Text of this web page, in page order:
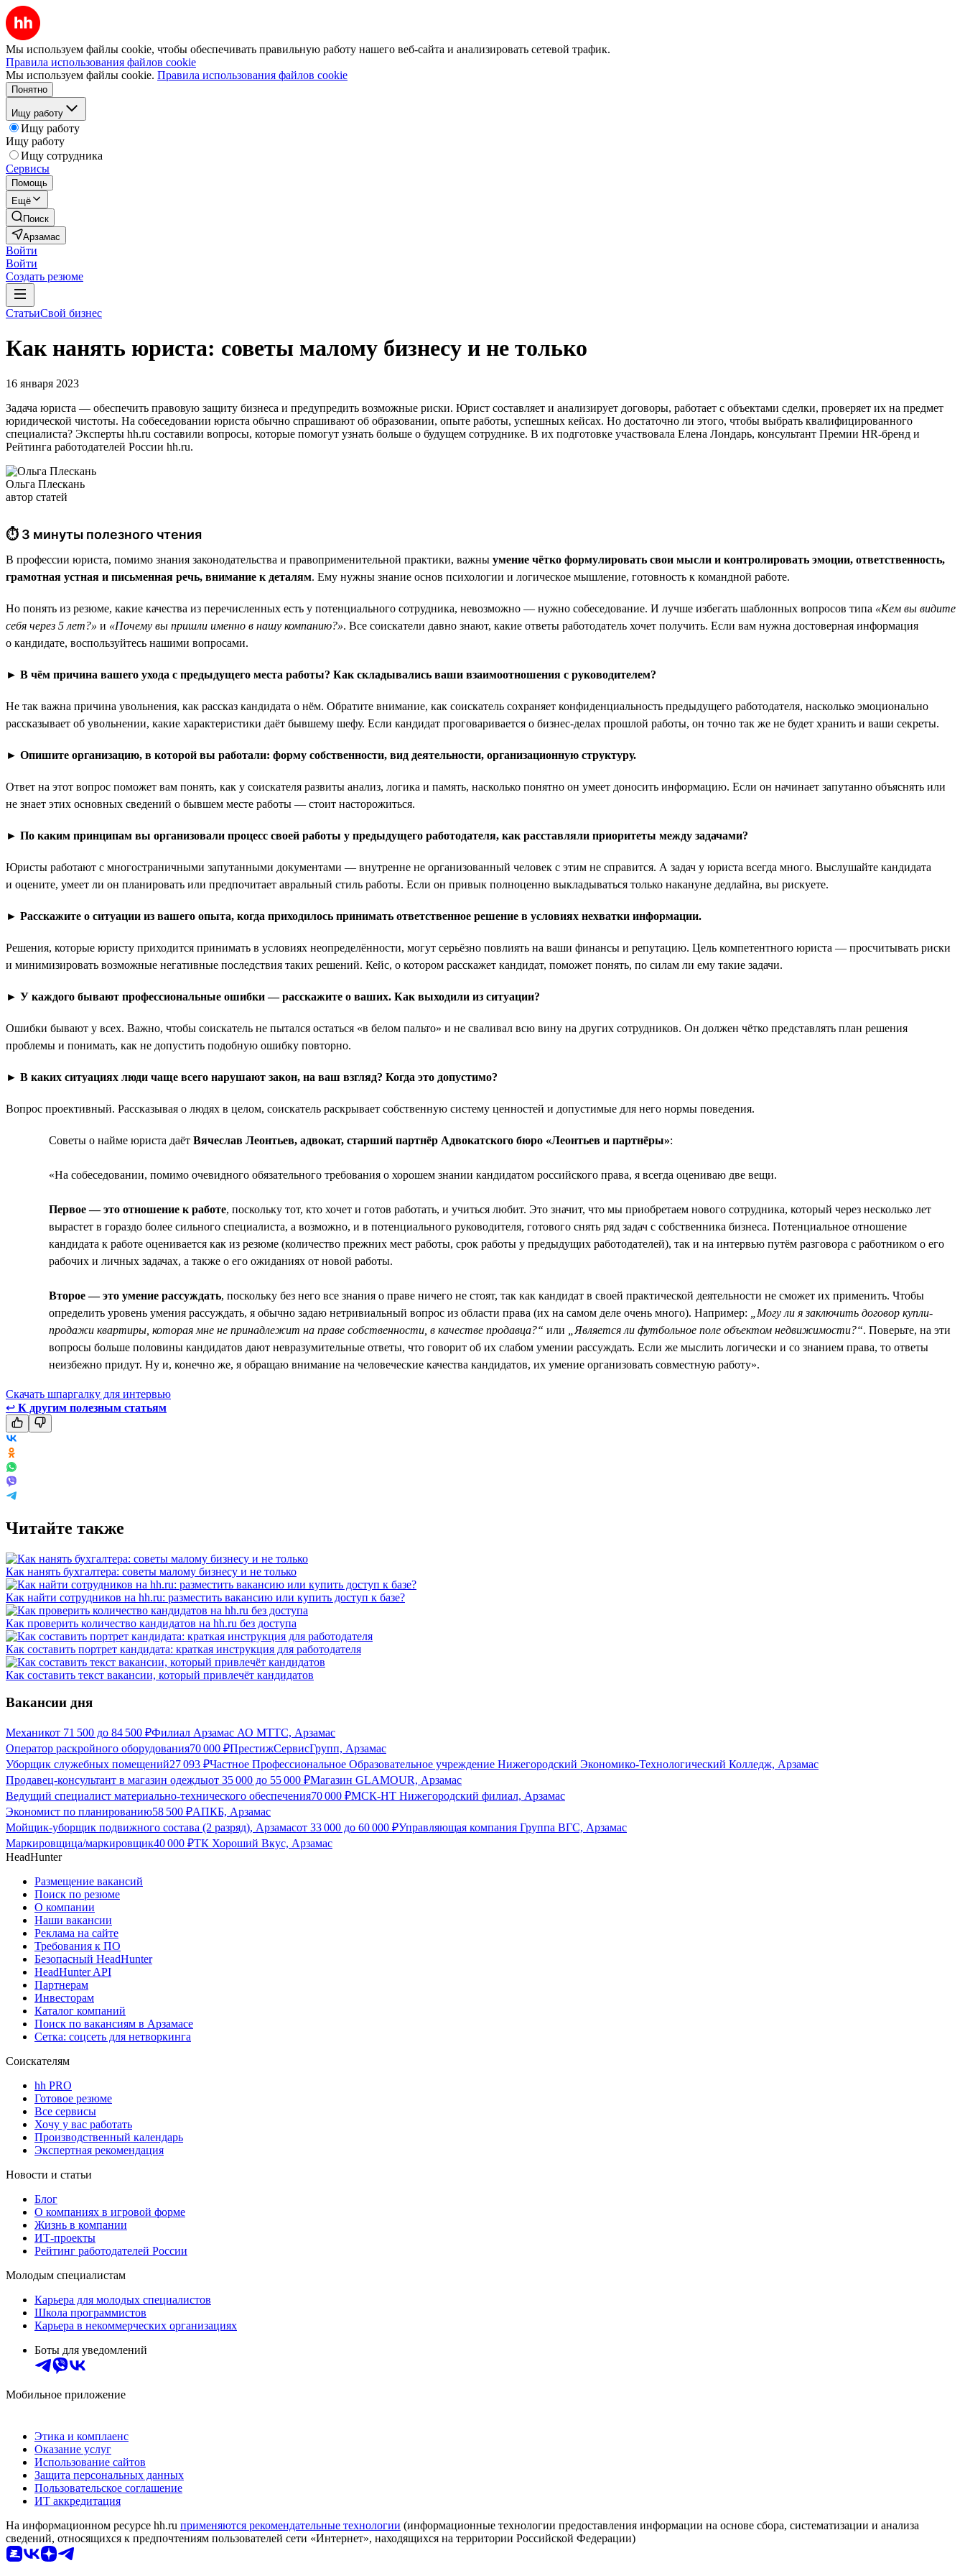
Мы используем файлы cookie, чтобы обеспечивать правильную работу нашего веб-сайта и анализировать сетевой трафик.
Правила использования файлов cookie
Мы используем файлы cookie. Правила использования файлов cookie
Понятно
Ищу работу
Ищу работу
Ищу работу
Ищу сотрудника
Сервисы
Помощь
Ещё
Поиск
Арзамас
Войти
Войти
Создать резюме
СтатьиСвой бизнес
Как нанять юриста: советы малому бизнесу и не только
16 января 2023
Задача юриста — обеспечить правовую защиту бизнеса и предупредить возможные риски. Юрист составляет и анализирует договоры, работает с объектами сделки, проверяет их на предмет
юридической чистоты. На собеседовании юриста обычно спрашивают об образовании, опыте работы, успешных кейсах. Но достаточно ли этого, чтобы выбрать квалифицированного
специалиста? Эксперты hh.ru составили вопросы, которые помогут узнать больше о будущем сотруднике. В их подготовке участвовала Елена Лондарь, консультант Премии HR-бренд и
Рейтинга работодателей России hh.ru.
Ольга Плескань
автор статей
⏱ 3 минуты полезного чтения
В профессии юриста, помимо знания законодательства и правоприменительной практики, важны умение чётко формулировать свои мысли и контролировать эмоции, ответственность,
грамотная устная и письменная речь, внимание к деталям. Ему нужны знание основ психологии и логическое мышление, готовность к командной работе.
Но понять из резюме, какие качества из перечисленных есть у потенциального сотрудника, невозможно — нужно собеседование. И лучше избегать шаблонных вопросов типа «Кем вы видите
себя через 5 лет?» и «Почему вы пришли именно в нашу компанию?». Все соискатели давно знают, какие ответы работодатель хочет получить. Если вам нужна достоверная информация
о кандидате, воспользуйтесь нашими вопросами.
► В чём причина вашего ухода с предыдущего места работы? Как складывались ваши взаимоотношения с руководителем?
Не так важна причина увольнения, как рассказ кандидата о нём. Обратите внимание, как соискатель сохраняет конфиденциальность предыдущего работодателя, насколько эмоционально
рассказывает об увольнении, какие характеристики даёт бывшему шефу. Если кандидат проговаривается о бизнес-делах прошлой работы, он точно так же не будет хранить и ваши секреты.
► Опишите организацию, в которой вы работали: форму собственности, вид деятельности, организационную структуру.
Ответ на этот вопрос поможет вам понять, как у соискателя развиты анализ, логика и память, насколько понятно он умеет доносить информацию. Если он начинает запутанно объяснять или
не знает этих основных сведений о бывшем месте работы — стоит насторожиться.
► По каким принципам вы организовали процесс своей работы у предыдущего работодателя, как расставляли приоритеты между задачами?
Юристы работают с многостраничными запутанными документами — внутренне не организованный человек с этим не справится. А задач у юриста всегда много. Выслушайте кандидата
и оцените, умеет ли он планировать или предпочитает авральный стиль работы. Если он привык полноценно выкладываться только накануне дедлайна, вы рискуете.
► Расскажите о ситуации из вашего опыта, когда приходилось принимать ответственное решение в условиях нехватки информации.
Решения, которые юристу приходится принимать в условиях неопределённости, могут серьёзно повлиять на ваши финансы и репутацию. Цель компетентного юриста — просчитывать риски
и минимизировать возможные негативные последствия таких решений. Кейс, о котором расскажет кандидат, поможет понять, по силам ли ему такие задачи.
► У каждого бывают профессиональные ошибки — расскажите о ваших. Как выходили из ситуации?
Ошибки бывают у всех. Важно, чтобы соискатель не пытался остаться «в белом пальто» и не сваливал всю вину на других сотрудников. Он должен чётко представлять план решения
проблемы и понимать, как не допустить подобную ошибку повторно.
► В каких ситуациях люди чаще всего нарушают закон, на ваш взгляд? Когда это допустимо?
Вопрос проективный. Рассказывая о людях в целом, соискатель раскрывает собственную систему ценностей и допустимые для него нормы поведения.
Советы о найме юриста даёт Вячеслав Леонтьев, адвокат, старший партнёр Адвокатского бюро «Леонтьев и партнёры»:
«На собеседовании, помимо очевидного обязательного требования о хорошем знании кандидатом российского права, я всегда оцениваю две вещи.
Первое — это отношение к работе, поскольку тот, кто хочет и готов работать, и учиться любит. Это значит, что мы приобретаем нового сотрудника, который через несколько лет
вырастет в гораздо более сильного специалиста, а возможно, и в потенциального руководителя, готового снять ряд задач с собственника бизнеса. Потенциальное отношение
кандидата к работе оценивается как из резюме (количество прежних мест работы, срок работы у предыдущих работодателей), так и на интервью путём разговора с работником о его
рабочих и личных задачах, а также о его ожиданиях от новой работы.
Второе — это умение рассуждать, поскольку без него все знания о праве ничего не стоят, так как кандидат в своей практической деятельности не сможет их применить. Чтобы
определить уровень умения рассуждать, я обычно задаю нетривиальный вопрос из области права (их на самом деле очень много). Например:
„Могу ли я заключить договор купли-
продажи квартиры, которая мне не принадлежит на праве собственности, в качестве продавца?“ или „Является ли футбольное поле объектом недвижимости?“. Поверьте, на эти
вопросы больше половины кандидатов дают невразумительные ответы, что говорит об их слабом умении рассуждать. Если же мыслить логически и со знанием права, то ответы
неизбежно придут. Ну и, конечно же, я обращаю внимание на человеческие качества кандидатов, их умение организовать совместную работу».
Скачать шпаргалку для интервью
↩ К другим полезным статьям
Читайте также
Как нанять бухгалтера: советы малому бизнесу и не только
Как найти сотрудников на hh.ru: разместить вакансию или купить доступ к базе?
Как проверить количество кандидатов на hh.ru без доступа
Как составить портрет кандидата: краткая инструкция для работодателя
Как составить текст вакансии, который привлечёт кандидатов
Вакансии дня
Механикот 71 500 до 84 500 ₽Филиал Арзамас АО МТТС, Арзамас
Оператор раскройного оборудования70 000 ₽ПрестижСервисГрупп, Арзамас
Уборщик служебных помещений27 093 ₽Частное Профессиональное Образовательное учреждение Нижегородский Экономико-Технологический Колледж, Арзамас
Продавец-консультант в магазин одеждыот 35 000 до 55 000 ₽Магазин GLAMOUR, Арзамас
Ведущий специалист материально-технического обеспечения70 000 ₽МСК-НТ Нижегородский филиал, Арзамас
Экономист по планированию58 500 ₽АПКБ, Арзамас
Мойщик-уборщик подвижного состава (2 разряд), Арзамасот 33 000 до 60 000 ₽Управляющая компания Группа ВГС, Арзамас
Маркировщица/маркировщик40 000 ₽ТК Хороший Вкус, Арзамас
HeadHunter
Размещение вакансий
Поиск по резюме
О компании
Наши вакансии
Реклама на сайте
Требования к ПО
Безопасный HeadHunter
HeadHunter API
Партнерам
Инвесторам
Каталог компаний
Поиск по вакансиям в Арзамасе
Сетка: соцсеть для нетворкинга
Соискателям
hh PRO
Готовое резюме
Все сервисы
Хочу у вас работать
Производственный календарь
Экспертная рекомендация
Новости и статьи
Блог
О компаниях в игровой форме
Жизнь в компании
ИТ-проекты
Рейтинг работодателей России
Молодым специалистам
Карьера для молодых специалистов
Школа программистов
Карьера в некоммерческих организациях
Боты для уведомлений
Мобильное приложение
Этика и комплаенс
Оказание услуг
Использование сайтов
Защита персональных данных
Пользовательское соглашение
ИТ аккредитация
На информационном ресурсе hh.ru применяются рекомендательные технологии (информационные технологии предоставления информации на основе сбора, систематизации и анализа
сведений, относящихся к предпочтениям пользователей сети «Интернет», находящихся на территории Российской Федерации)